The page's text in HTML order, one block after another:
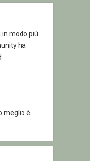
in modo più
ha
meglio è.